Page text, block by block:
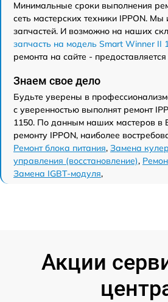
Минимальные сроки выполнения
сеть мастерских техники IPPON.
запчастей. И возможно на наших
запчасть на модель Smart Winner II
ремонта на сайте -
Знаем свое дело
Будьте уверены в
с уверенностью выполнят ремонт
1150. По данным наших мастеров в
ремонту IPPON, наиболее
Ремонт блока питания, Замена
управления (восстановление),
Замена IGBT-модуля,
Акции